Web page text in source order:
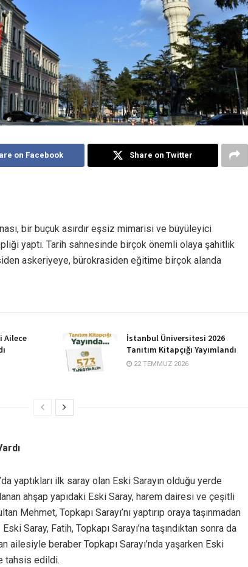
on Facebook Share on Twitter
bir buçuk asırdır eşsiz mimarisi ve büyüleyici
yaptı. Tarih sahnesinde birçok önemli olaya şahitlik
askeriyeye, bürokrasiden eğitime birçok alanda
Ailece
İstanbul Üniversitesi 2026
Tanıtım Kitapçığı Yayımlandı
22 TEMMUZ 2026
yaptıkları ilk saray olan Eski Sarayın olduğu yerde
ahşap yapıdaki Eski Saray, harem dairesi ve çeşitli
Mehmet, Topkapı Sarayı’nı yaptırıp oraya taşınmadan
Saray, Fatih, Topkapı Sarayı’na taşındıktan sonra da
ailesiyle beraber Topkapı Sarayı’nda yaşarken Eski
tahsis edildi.